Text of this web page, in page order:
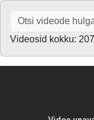
Videosid kokku: